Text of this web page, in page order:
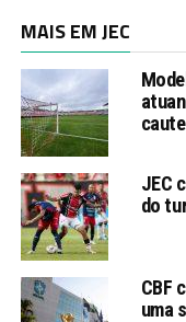
MAIS EM JEC
JEC
do
CBF
uma